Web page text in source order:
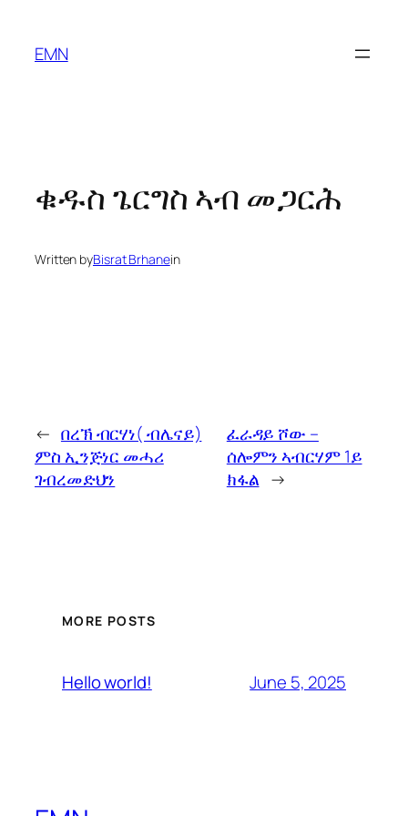
content
EMN
ቁዱስ ጌርግስ ኣብ መጋርሕ
Written byBisrat Brhanein
← በረኽ ብርሃነ( ብሌናይ)
ምስ ኢንጅነር መሓሪ
ገብረመድህን
ፈራዳይ ሾው –
ሰሎምን ኣብርሃም 1ይ
ክፋል →
MORE POSTS
Hello world! June 5, 2025